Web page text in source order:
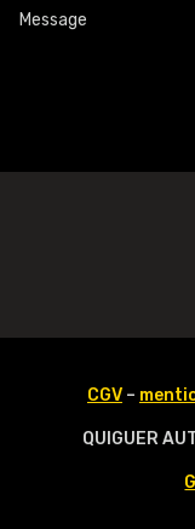
CGV–
QUIGUER